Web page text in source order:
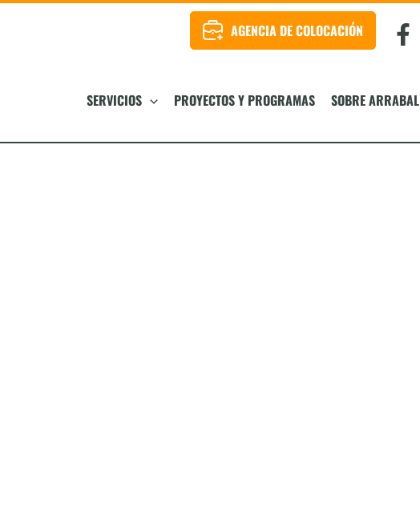
AGENCIA DE COLOCACIÓN
SERVICIOS PROYECTOS Y PROGRAMAS SOBRE ARRABAL